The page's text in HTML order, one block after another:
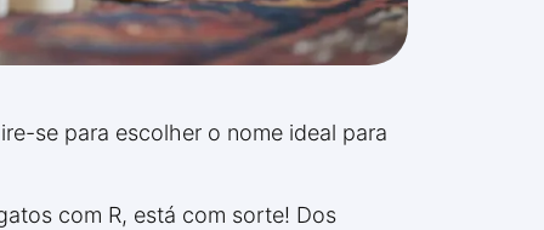
se para escolher o nome ideal para
com R, está com sorte! Dos